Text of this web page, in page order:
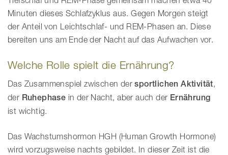
Minuten dieses Schlafzyklus aus. Gegen Morgen steigt
der Anteil von Leichtschlaf- und REM-Phasen an. Diese
bereiten uns am Ende der Nacht auf das Aufwachen vor.
Welche Rolle spielt die Ernährung?
Das Zusammenspiel zwischen dersportlichen Aktivität,
der Ruhephase in der Nacht, aber auch der Ernährung
ist wichtig.
Das Wachstumshormon HGH (Human Growth Hormone)
wird vorzugsweise nachts gebildet. In dieser Zeit ist die